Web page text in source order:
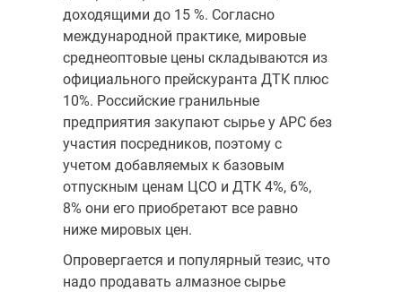
доходящими до 15 %. Согласно
международной практике, мировые
среднеоптовые цены складываются из
официального прейскуранта ДТК плюс
10%. Российские гранильные
предприятия закупают сырье у АРС без
участия посредников, поэтому с
учетом добавляемых к базовым
отпускным ценам ЦСО и ДТК 4%, 6%,
8% они его приобретают все равно
ниже мировых цен.
Опровергается и популярный тезис, что
надо продавать алмазное сырье